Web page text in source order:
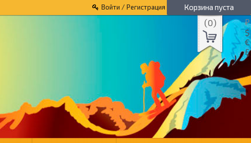
Войти / Регистрация Корзина пуста
(0) ₽
$
€
£